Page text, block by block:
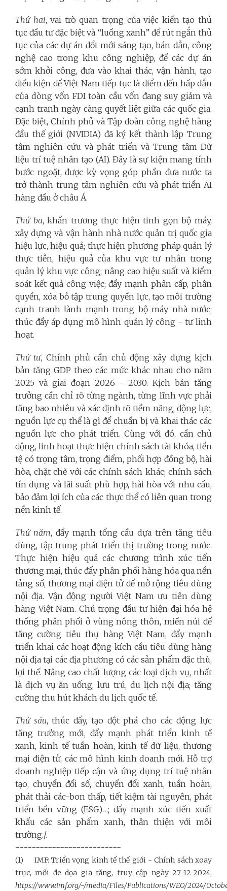
Thứ hai, vai trò quan trọng của việc kiến tạo thủ
tục đầu tư đặc biệt và “luồng xanh” để rút ngắn thủ
tục của các dự án đổi mới sáng tạo, bán dẫn, công
nghệ cao trong khu công nghiệp, để các dự án
sớm khởi công, đưa vào khai thác, vận hành, tạo
điều kiện để Việt Nam tiếp tục là điểm đến hấp dẫn
của dòng vốn FDI toàn cầu vốn đang suy giảm và
cạnh tranh ngày càng quyết liệt giữa các quốc gia.
Đặc biệt, Chính phủ và Tập đoàn công nghệ hàng
đầu thế giới (NVIDIA) đã ký kết thành lập Trung
tâm nghiên cứu và phát triển và Trung tâm Dữ
liệu trí tuệ nhân tạo (AI). Đây là sự kiện mang tính
bước ngoặt, được kỳ vọng góp phần đưa nước ta
trở thành trung tâm nghiên cứu và phát triển AI
hàng đầu ở châu Á.
Thứ ba, khẩn trương thực hiện tinh gọn bộ máy,
xây dựng và vận hành nhà nước quản trị quốc gia
hiệu lực, hiệu quả; thực hiện phương pháp quản lý
thực tiễn, hiệu quả của khu vực tư nhân trong
quản lý khu vực công; nâng cao hiệu suất và kiểm
soát kết quả công việc; đẩy mạnh phân cấp, phân
quyền, xóa bỏ tập trung quyền lực, tạo môi trường
cạnh tranh lành mạnh trong bộ máy nhà nước;
thúc đẩy áp dụng mô hình quản lý công - tư linh
hoạt.
Thứ tư, Chính phủ cần chủ động xây dựng kịch
bản tăng GDP theo các mức khác nhau cho năm
2025 và giai đoạn 2026 - 2030. Kịch bản tăng
trưởng cần chỉ rõ từng ngành, từng lĩnh vực phải
tăng bao nhiêu và xác định rõ tiềm năng, động lực,
nguồn lực cụ thể là gì để chuẩn bị và khai thác các
nguồn lực cho phát triển. Cùng với đó, cần chủ
động, linh hoạt thực hiện chính sách tài khóa, tiền
tệ có trọng tâm, trọng điểm, phối hợp đồng bộ, hài
hòa, chặt chẽ với các chính sách khác; chính sách
tín dụng và lãi suất phù hợp, hài hòa với nhu cầu,
bảo đảm lợi ích của các thực thể có liên quan trong
nền kinh tế.
Thứ năm, đẩy mạnh tổng cầu dựa trên tăng tiêu
dùng, tập trung phát triển thị trường trong nước.
Thực hiện hiệu quả các chương trình xúc tiến
thương mại, thúc đẩy phân phối hàng hóa qua nền
tảng số, thương mại điện tử để mở rộng tiêu dùng
nội địa. Vận động người Việt Nam ưu tiên dùng
hàng Việt Nam. Chú trọng đầu tư hiện đại hóa hệ
thống phân phối ở vùng nông thôn, miền núi để
tăng cường tiêu thụ hàng Việt Nam, đẩy mạnh
triển khai các hoạt động kích cầu tiêu dùng hàng
nội địa tại các địa phương có các sản phẩm đặc thù,
lợi thế. Nâng cao chất lượng các loại dịch vụ, nhất
là dịch vụ ăn uống, lưu trú, du lịch nội địa; tăng
cường thu hút khách du lịch quốc tế.
Thứ sáu, thúc đẩy, tạo đột phá cho các động lực
tăng trưởng mới, đẩy mạnh phát triển kinh tế
xanh, kinh tế tuần hoàn, kinh tế dữ liệu, thương
mại điện tử, các mô hình kinh doanh mới. Hỗ trợ
doanh nghiệp tiếp cận và ứng dụng trí tuệ nhân
tạo, chuyển đổi số, chuyển đổi xanh, tuần hoàn,
phát thải các-bon thấp, tiết kiệm tài nguyên, phát
triển bền vững (ESG)…; đẩy mạnh xúc tiến xuất
khẩu các sản phẩm xanh, thân thiện với môi
trường./.
--------------------------
(1) IMF: Triển vọng kinh tế thế giới - Chính sách xoay
trục, mối đe dọa gia tăng, truy cập ngày 27-12-2024,
https://www.imf.org/-/media/Files/Publications/WEO/2024/